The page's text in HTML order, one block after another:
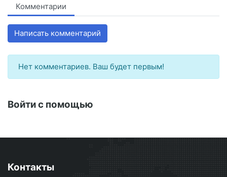
Комментарии
Написать комментарий
Нет комментариев. Ваш будет первым!
Войти с помощью
Контакты